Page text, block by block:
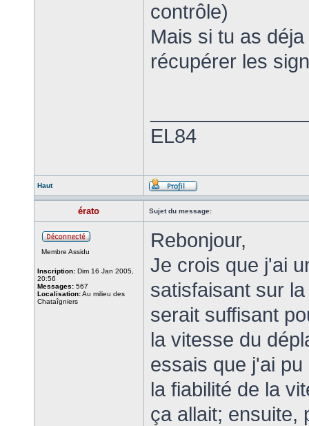
contrôle)
Mais si tu as
récupérer les
EL84
Haut
érato Sujet du message:
Membre Assidu
Inscription: Dim 16 Jan 2005,
20:56
Messages: 567
Localisation:Au milieu des
Chataîgniers
Rebonjour,
Je crois que j'ai
satisfaisant sur
serait suffisant
la vitesse du
essais que j'ai
la fiabilité de la
ça allait; ensuite,